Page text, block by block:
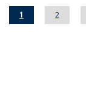
Jelenlegi
oldal
1 Oldal
2